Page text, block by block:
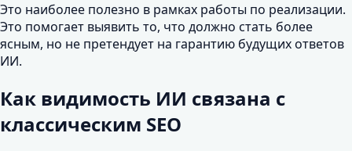
Это наиболее полезно в рамках работы по реализации.
Это помогает выявить то, что должно стать более
ясным, но не претендует на гарантию будущих ответов
ИИ.
Как видимость ИИ связана с
классическим SEO